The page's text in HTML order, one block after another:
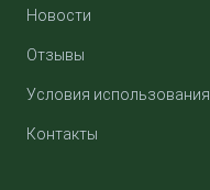
Новости
Отзывы
Условия использования
Контакты